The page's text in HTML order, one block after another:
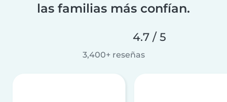
las familias más confían.
4.7 / 5
3,400+ reseñas